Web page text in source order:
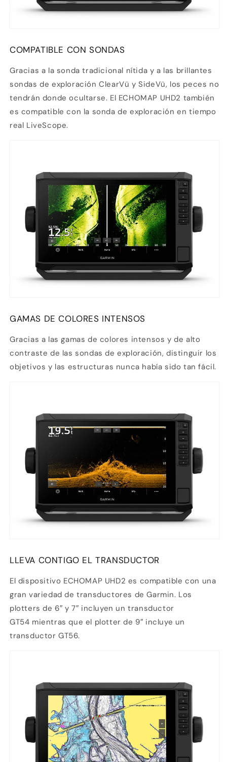
COMPATIBLE CON SONDAS
Gracias a la sonda tradicional nítida y a las brillantes
sondas de exploración ClearVü y SideVü, los peces no
tendrán donde ocultarse. El ECHOMAP UHD2 también
es compatible con la sonda de exploración en tiempo
real LiveScope.
GAMAS DE COLORES INTENSOS
Gracias a las gamas de colores intensos y de alto
contraste de las sondas de exploración, distinguir los
objetivos y las estructuras nunca había sido tan fácil.
LLEVA CONTIGO EL TRANSDUCTOR
El dispositivo ECHOMAP UHD2 es compatible con una
gran variedad de transductores de Garmin. Los
plotters de 6″ y 7″ incluyen un transductor
GT54 mientras que el plotter de 9″ incluye un
transductor GT56.